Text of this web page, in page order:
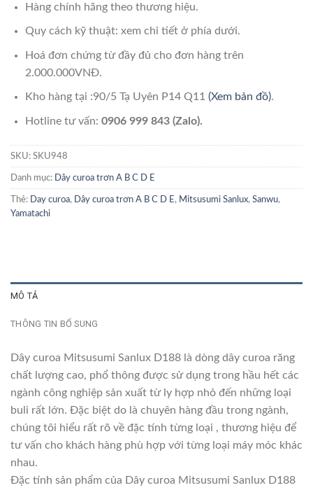
Hàng chính hãng theo thương hiệu.
Quy cách kỹ thuật: xem chi tiết ở phía dưới.
Hoá đơn chứng từ đầy đủ cho đơn hàng trên
2.000.000VNĐ.
Kho hàng tại :90/5 Tạ Uyên P14 Q11 (Xem bản đồ).
Hotline tư vấn: 0906 999 843 (Zalo).
SKU: SKU948
Danh mục: Dây curoa trơn A B C D E
Thẻ: Day curoa, Dây curoa trơn A B C D E , Mitsusumi Sanlux, Sanwu,
Yamatachi
MÔ TẢ
THÔNG TIN BỔ SUNG
Dây curoa Mitsusumi Sanlux D188 là dòng dây curoa răng
chất lượng cao, phổ thông được sử dụng trong hầu hết các
ngành công nghiệp sản xuất từ ly hợp nhỏ đến những loại
buli rất lớn. Đặc biệt do là chuyên hàng đầu trong ngành,
chúng tôi hiểu rất rõ về đặc tính từng loại , thương hiệu để
tư vấn cho khách hàng phù hợp với từng loại máy móc khác
nhau.
Đặc tính sản phẩm của Dây curoa Mitsusumi Sanlux D188